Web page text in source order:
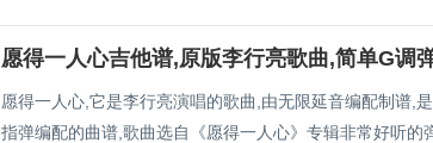
愿得一人心,它是李行亮演唱的歌曲,由无限延音编配制谱,
指弹编配的曲谱,歌曲选自《愿得一人心》专辑非常好听的